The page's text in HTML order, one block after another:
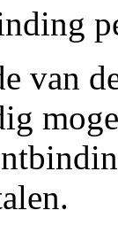
van